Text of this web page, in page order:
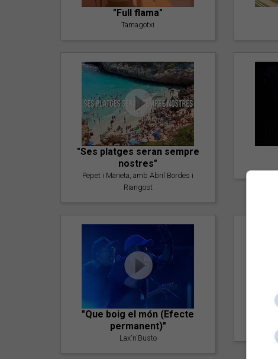
"Full flama"
Tamagotxi
"Ses platges seran sempre
nostres"
Pepet i Marieta, amb Abril Bordes i
Riangost
"Que boig el món (Efecte
permanent)"
Lax'n'Busto